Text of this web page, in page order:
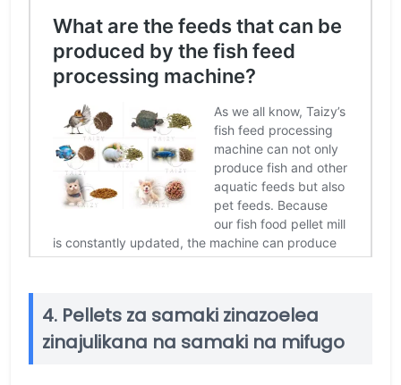
4. Pellets za samaki zinazoelea
zinajulikana na samaki na mifugo